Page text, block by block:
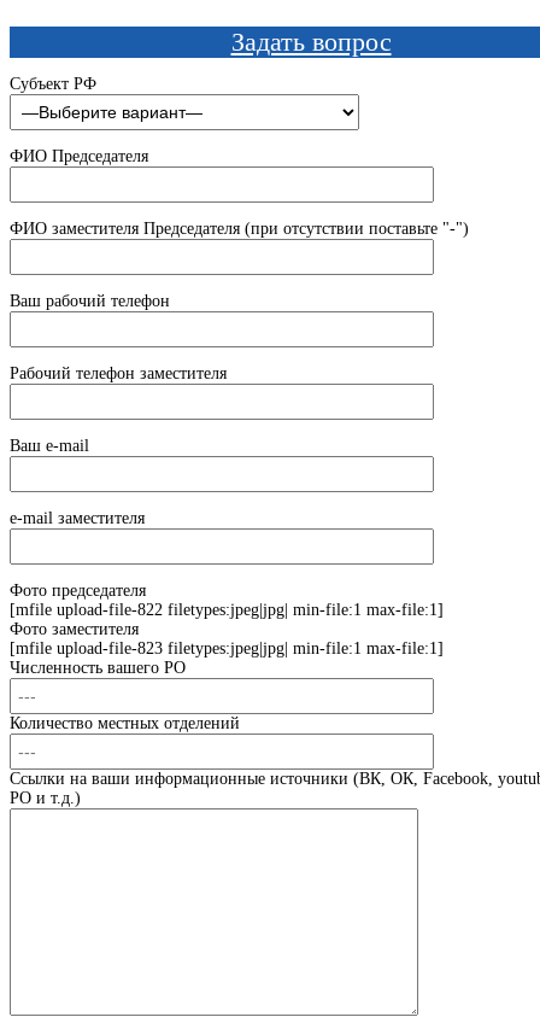
Задать вопрос
Субъект РФ
ФИО Председателя
ФИО заместителя Председателя (при отсутствии поставьте "-")
Ваш рабочий телефон
Рабочий телефон заместителя
Ваш e-mail
e-mail заместителя
Фото председателя
[mfile upload-file-822 filetypes:jpeg|jpg| min-file:1 max-file:1]
Фото заместителя
[mfile upload-file-823 filetypes:jpeg|jpg| min-file:1 max-file:1]
Численность вашего РО
Количество местных отделений
Ссылки на ваши информационные источники (ВК, ОК, Facebook,
РО и т.д.)